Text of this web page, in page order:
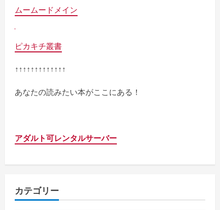
ムームードメイン
ピカキチ叢書
↑↑↑↑↑↑↑↑↑↑↑↑↑
あなたの読みたい本がここにある！
アダルト可レンタルサーバー
カテゴリー